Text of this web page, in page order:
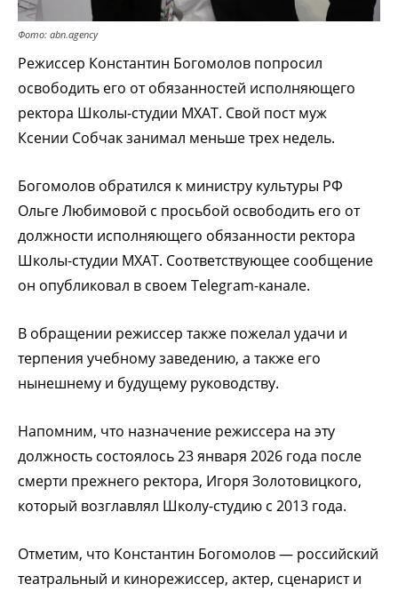
Фото: abn.agency
Режиссер Константин Богомолов попросил
освободить его от обязанностей исполняющего
ректора Школы-студии МХАТ. Свой пост муж
Ксении Собчак занимал меньше трех недель.
Богомолов обратился к министру культуры РФ
Ольге Любимовой с просьбой освободить его от
должности исполняющего обязанности ректора
Школы-студии МХАТ. Соответствующее сообщение
он опубликовал в своем Telegram-канале.
В обращении режиссер также пожелал удачи и
терпения учебному заведению, а также его
нынешнему и будущему руководству.
Напомним, что назначение режиссера на эту
должность состоялось 23 января 2026 года после
смерти прежнего ректора, Игоря Золотовицкого,
который возглавлял Школу-студию с 2013 года.
Отметим, что Константин Богомолов — российский
театральный и кинорежиссер, актер, сценарист и